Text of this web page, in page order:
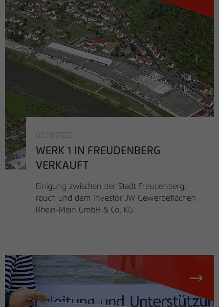
02.08.2022
WERK 1 IN FREUDENBERG
VERKAUFT
Einigung zwischen der Stadt Freudenberg,
rauch und dem Investor JW Gewerbeflächen
Rhein-Main GmbH & Co. KG